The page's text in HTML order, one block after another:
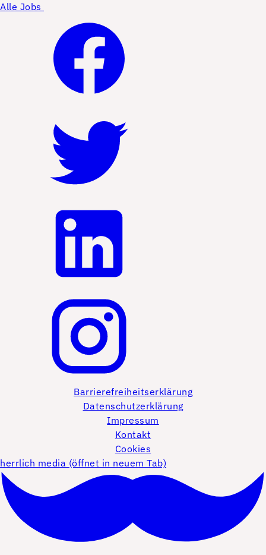
Alle Jobs
Barrierefreiheitserklärung
Datenschutzerklärung
Impressum
Kontakt
Cookies
herrlich media (öffnet in neuem Tab)